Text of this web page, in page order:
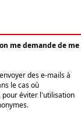
me demande de me
des e-mails à
le cas où
pour éviter l'utilisation